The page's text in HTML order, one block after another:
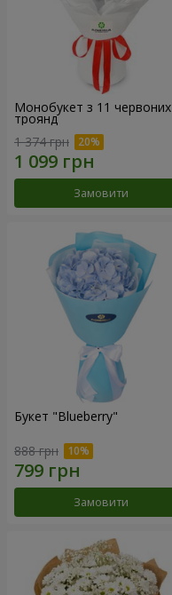
Монобукет з 11 червоних
троянд
1 374 грн
Замовити
Букет "Blueberry"
888 грн
Замовити